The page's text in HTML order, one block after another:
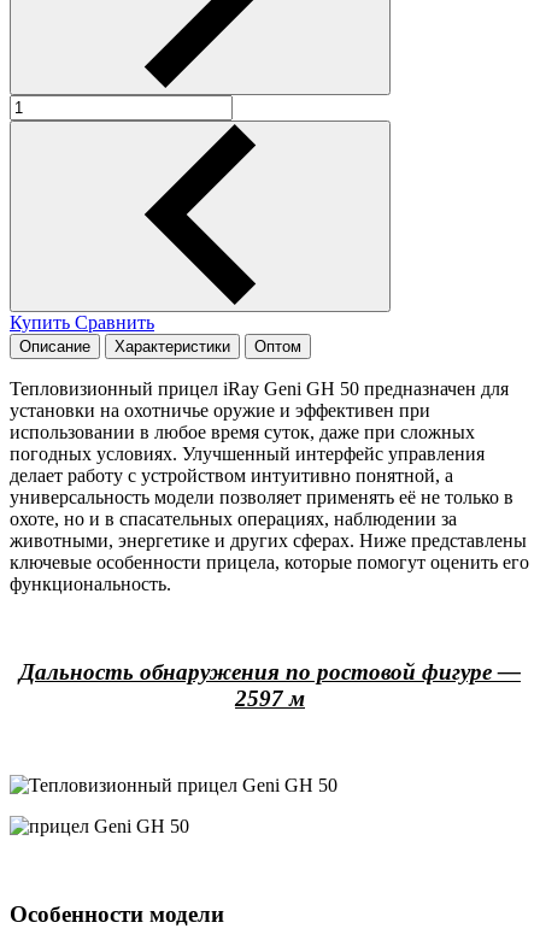
Купить Сравнить
Описание Характеристики Оптом
Тепловизионный прицел iRay Geni GH 50 предназначен для
установки на охотничье оружие и эффективен при
использовании в любое время суток, даже при сложных
погодных условиях. Улучшенный интерфейс управления
делает работу с устройством интуитивно понятной, а
универсальность модели позволяет применять её не только в
охоте, но и в спасательных операциях, наблюдении за
животными, энергетике и других сферах. Ниже представлены
ключевые особенности прицела, которые помогут оценить его
функциональность.
Дальность обнаружения по ростовой фигуре —
2597 м
Особенности модели